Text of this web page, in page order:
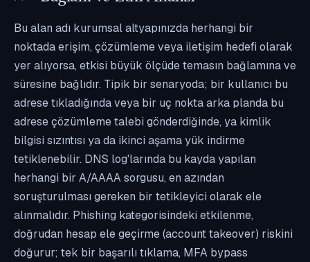
Bu alan adı kurumsal altyapınızda herhangi bir
noktada erişim, çözümleme veya iletişim hedefi olarak
yer alıyorsa, etkisi büyük ölçüde temasın bağlamına ve
süresine bağlıdır. Tipik bir senaryoda; bir kullanıcı bu
adrese tıkladığında veya bir uç nokta arka planda bu
adrese çözümleme talebi gönderdiğinde, ya kimlik
bilgisi sızıntısı ya da ikinci aşama yük indirme
tetiklenebilir. DNS log'larında bu kayda yapılan
herhangi bir A/AAAA sorgusu, en azından
soruşturulması gereken bir tetikleyici olarak ele
alınmalıdır. Phishing kategorisindeki etkilenme,
doğrudan hesap ele geçirme (account takeover) riskini
doğurur; tek bir başarılı tıklama, MFA bypass